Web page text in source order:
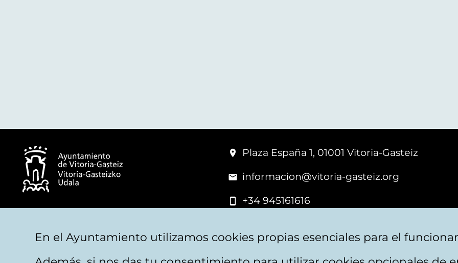
Plaza España 1, 01001 Vitoria-Gasteiz
informacion@vitoria-gasteiz.org
+34 945161616
En el Ayuntamiento utilizamos cookies propias esenciales para el